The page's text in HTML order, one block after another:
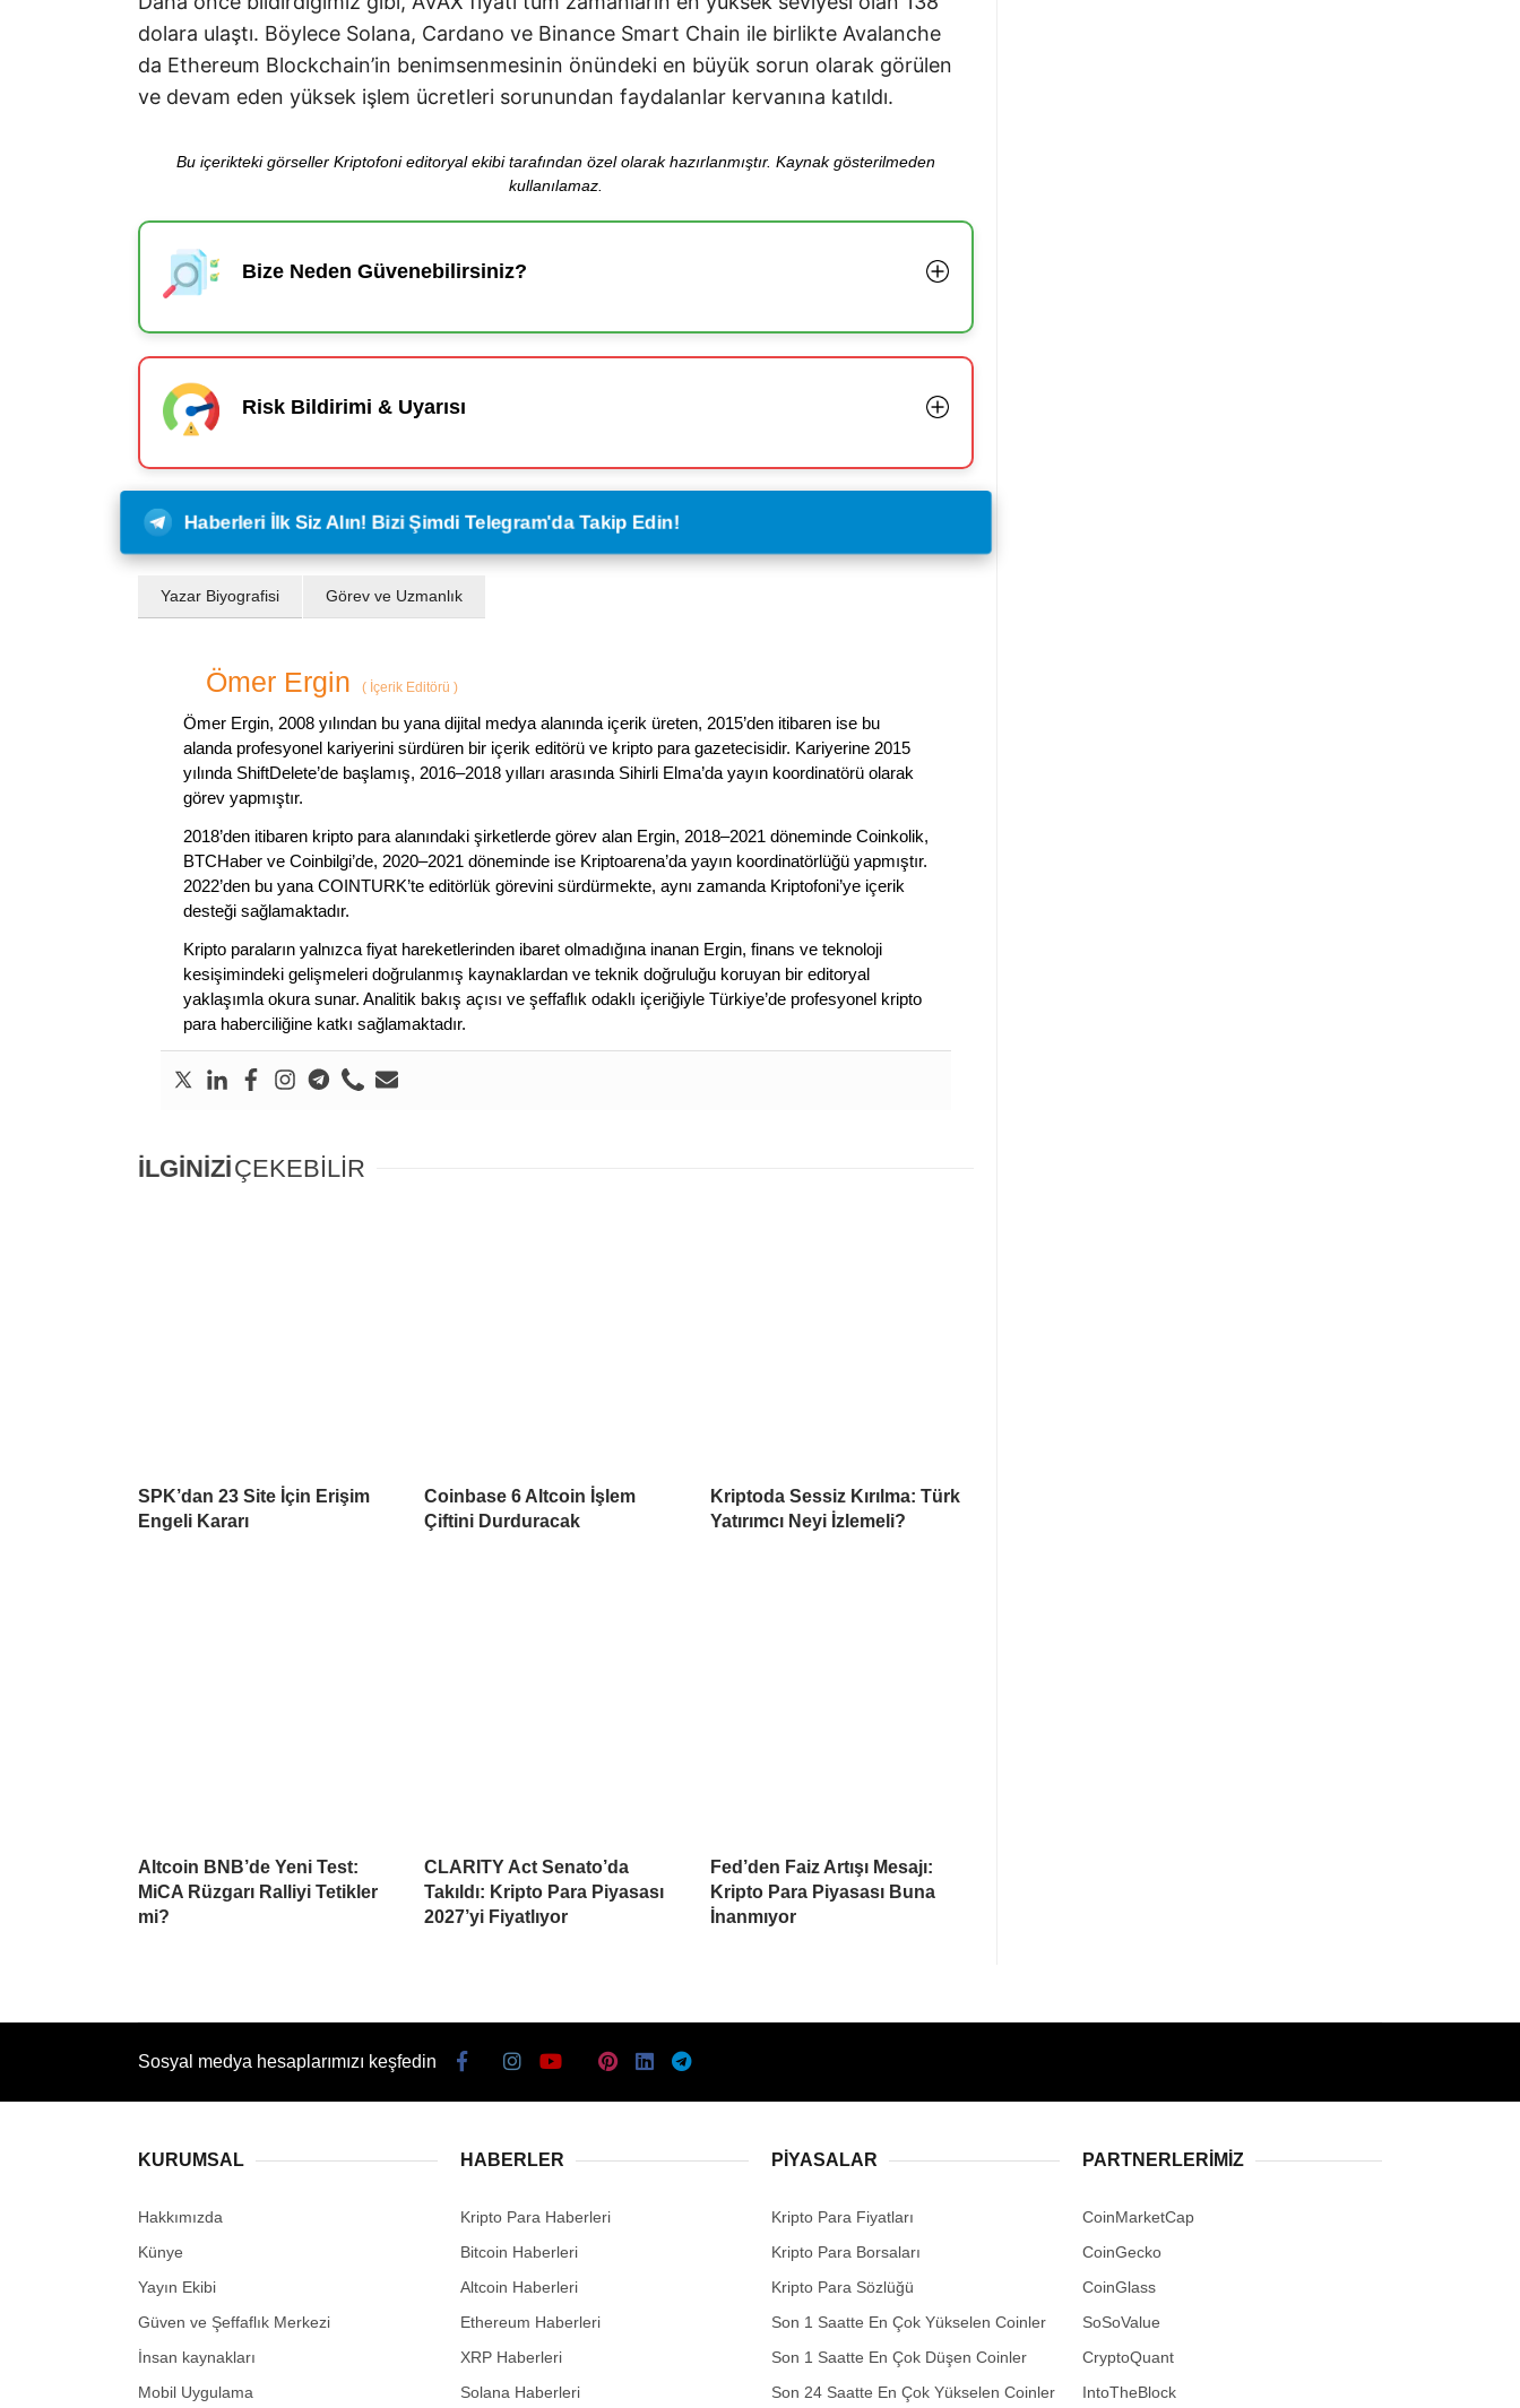
dolara ulaştı. Böylece Solana, Cardano ve Binance Smart Chain ile birlikte Avalanche
da Ethereum Blockchain’in benimsenmesinin önündeki en büyük sorun olarak görülen
ve devam eden yüksek işlem ücretleri sorunundan faydalanlar kervanına katıldı.
Bu içerikteki görseller Kriptofoni editoryal ekibi tarafından özel olarak hazırlanmıştır. Kaynak gösterilmeden
kullanılamaz.
Bize Neden Güvenebilirsiniz?
Risk Bildirimi & Uyarısı
Haberleri İlk Siz Alın! Bizi Şimdi Telegram'da Takip Edin!
Yazar Biyografisi Görev ve Uzmanlık
Ömer Ergin ( İçerik Editörü )
Ömer Ergin, 2008 yılından bu yana dijital medya alanında içerik üreten, 2015’den itibaren ise bu
alanda profesyonel kariyerini sürdüren bir içerik editörü ve kripto para gazetecisidir. Kariyerine 2015
yılında ShiftDelete’de başlamış, 2016–2018 yılları arasında Sihirli Elma’da yayın koordinatörü olarak
görev yapmıştır.
2018’den itibaren kripto para alanındaki şirketlerde görev alan Ergin, 2018–2021 döneminde Coinkolik,
BTCHaber ve Coinbilgi’de, 2020–2021 döneminde ise Kriptoarena’da yayın koordinatörlüğü yapmıştır.
2022’den bu yana COINTURK’te editörlük görevini sürdürmekte, aynı zamanda Kriptofoni’ye içerik
desteği sağlamaktadır.
Kripto paraların yalnızca fiyat hareketlerinden ibaret olmadığına inanan Ergin, finans ve teknoloji
kesişimindeki gelişmeleri doğrulanmış kaynaklardan ve teknik doğruluğu koruyan bir editoryal
yaklaşımla okura sunar. Analitik bakış açısı ve şeffaflık odaklı içeriğiyle Türkiye’de profesyonel kripto
para haberciliğine katkı sağlamaktadır.
İLGİNİZİÇEKEBİLİR
SPK’dan 23 Site İçin Erişim
Engeli Kararı
Coinbase 6 Altcoin İşlem
Çiftini Durduracak
Kriptoda Sessiz Kırılma: Türk
Yatırımcı Neyi İzlemeli?
Altcoin BNB’de Yeni Test:
MiCA Rüzgarı Ralliyi Tetikler
mi?
CLARITY Act Senato’da
Takıldı: Kripto Para Piyasası
2027’yi Fiyatlıyor
Fed’den Faiz Artışı Mesajı:
Kripto Para Piyasası Buna
İnanmıyor
Sosyal medya hesaplarımızı keşfedin
KURUMSAL
Hakkımızda
Künye
Yayın Ekibi
Güven ve Şeffaflık Merkezi
İnsan kaynakları
Mobil Uygulama
HABERLER
Kripto Para Haberleri
Bitcoin Haberleri
Altcoin Haberleri
Ethereum Haberleri
XRP Haberleri
Solana Haberleri
PIYASALAR
Kripto Para Fiyatları
Kripto Para Borsaları
Kripto Para Sözlüğü
Son 1 Saatte En Çok Yükselen Coinler
Son 1 Saatte En Çok Düşen Coinler
Son 24 Saatte En Çok Yükselen Coinler
PARTNERLERIMIZ
CoinMarketCap
CoinGecko
CoinGlass
SoSoValue
CryptoQuant
IntoTheBlock